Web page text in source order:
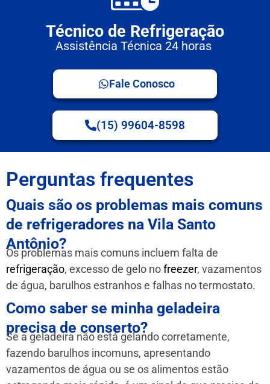
Técnico de Refrigeração
Assistência Técnica 24 horas
Fale Conosco
(15) 99604-8598
Perguntas frequentes
Quais são os problemas mais comuns
de refrigeradores na Vila Santo
Antônio?
Os problemas mais comuns incluem falta de
refrigeração, excesso de gelo nofreezer, vazamentos
de água, barulhos estranhos e falhas no termostato.
Como saber se minha geladeira
precisa de conserto?
Se a geladeira não está gelando corretamente,
fazendo barulhos incomuns, apresentando
vazamentos de água ou se os alimentos estão